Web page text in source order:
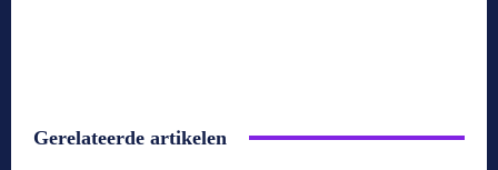
Gerelateerde artikelen